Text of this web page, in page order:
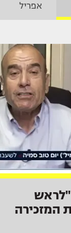
אפריל
"לראש
המזכירה